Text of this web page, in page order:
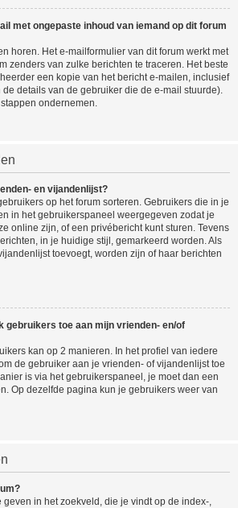
met ongepaste inhoud van iemand op dit forum
horen. Het e-mailformulier van dit forum werkt met
zenders van zulke berichten te traceren. Het beste
een kopie van het bericht e-mailen, inclusief
details van de gebruiker die de e-mail stuurde).
ondernemen.
en vijandenlijst?
op het forum sorteren. Gebruikers die in je
in het gebruikerspaneel weergegeven zodat je
online zijn, of een privébericht kunt sturen. Tevens
in je huidige stijl, gemarkeerd worden. Als
toevoegt, worden zijn of haar berichten
gebruikers toe aan mijn vrienden- en/of
kan op 2 manieren. In het profiel van iedere
de gebruiker aan je vrienden- of vijandenlijst toe
is via het gebruikerspaneel, je moet dan een
Op dezelfde pagina kun je gebruikers weer van
geven in het zoekveld, die je vindt op de index-,